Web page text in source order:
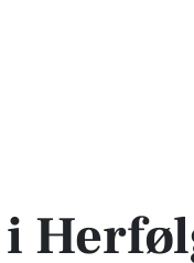
og sensommer